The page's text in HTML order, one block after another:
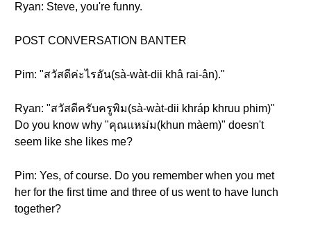
Ryan: Steve, you're funny.
POST CONVERSATION BANTER
Pim: "สวัสดีค่ะไรอัน(sà-wàt-dii khâ rai-ân)."
Ryan: "สวัสดีครับครูพิม(sà-wàt-dii khráp khruu phim)"
Do you know why "คุณแหม่ม(khun màem)" doesn't
seem like she likes me?
Pim: Yes, of course. Do you remember when you met
her for the first time and three of us went to have lunch
together?